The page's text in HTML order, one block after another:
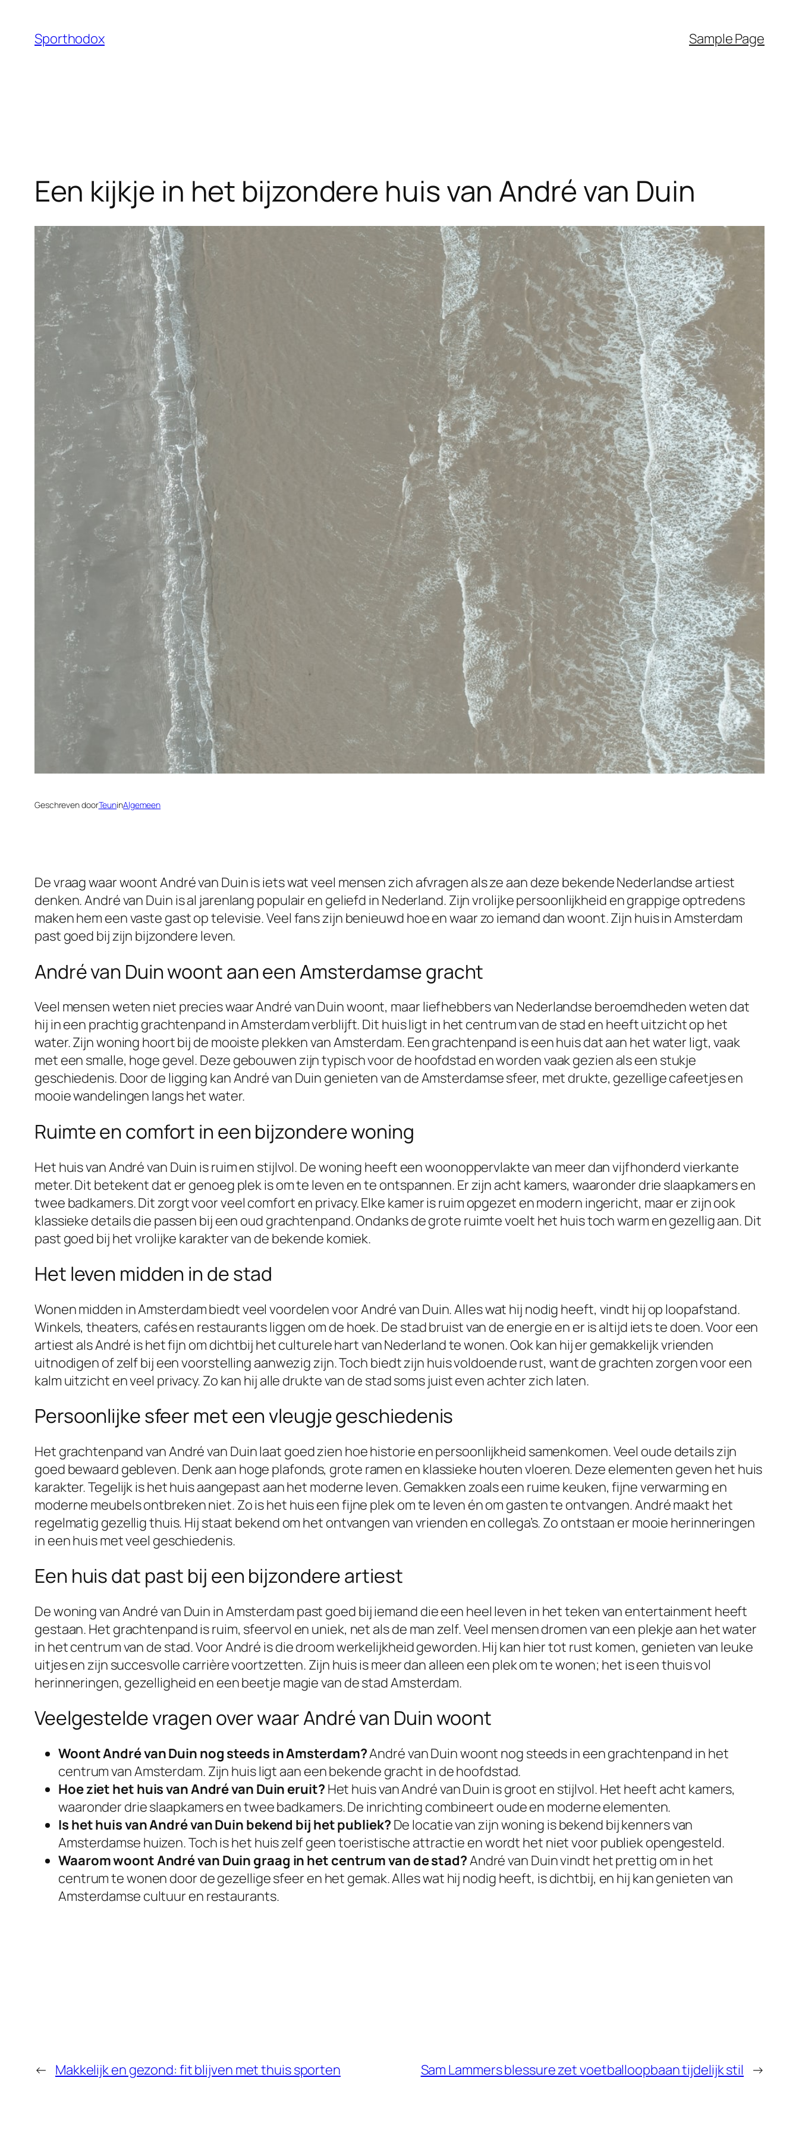
Sporthodox Sample Page
Een kijkje in het bijzondere huis van André van Duin
Geschreven doorTeuninAlgemeen
De vraag waar woont André van Duin is iets wat veel mensen zich afvragen als ze aan deze bekende Nederlandse artiest
denken. André van Duin is al jarenlang populair en geliefd in Nederland. Zijn vrolijke persoonlijkheid en grappige optredens
maken hem een vaste gast op televisie. Veel fans zijn benieuwd hoe en waar zo iemand dan woont. Zijn huis in Amsterdam
past goed bij zijn bijzondere leven.
André van Duin woont aan een Amsterdamse gracht
Veel mensen weten niet precies waar André van Duin woont, maar liefhebbers van Nederlandse beroemdheden weten dat
hij in een prachtig grachtenpand in Amsterdam verblijft. Dit huis ligt in het centrum van de stad en heeft uitzicht op het
water. Zijn woning hoort bij de mooiste plekken van Amsterdam. Een grachtenpand is een huis dat aan het water ligt, vaak
met een smalle, hoge gevel. Deze gebouwen zijn typisch voor de hoofdstad en worden vaak gezien als een stukje
geschiedenis. Door de ligging kan André van Duin genieten van de Amsterdamse sfeer, met drukte, gezellige cafeetjes en
mooie wandelingen langs het water.
Ruimte en comfort in een bijzondere woning
Het huis van André van Duin is ruim en stijlvol. De woning heeft een woonoppervlakte van meer dan vijfhonderd vierkante
meter. Dit betekent dat er genoeg plek is om te leven en te ontspannen. Er zijn acht kamers, waaronder drie slaapkamers en
twee badkamers. Dit zorgt voor veel comfort en privacy. Elke kamer is ruim opgezet en modern ingericht, maar er zijn ook
klassieke details die passen bij een oud grachtenpand. Ondanks de grote ruimte voelt het huis toch warm en gezellig aan. Dit
past goed bij het vrolijke karakter van de bekende komiek.
Het leven midden in de stad
Wonen midden in Amsterdam biedt veel voordelen voor André van Duin. Alles wat hij nodig heeft, vindt hij op loopafstand.
Winkels, theaters, cafés en restaurants liggen om de hoek. De stad bruist van de energie en er is altijd iets te doen. Voor een
artiest als André is het fijn om dichtbij het culturele hart van Nederland te wonen. Ook kan hij er gemakkelijk vrienden
uitnodigen of zelf bij een voorstelling aanwezig zijn. Toch biedt zijn huis voldoende rust, want de grachten zorgen voor een
kalm uitzicht en veel privacy. Zo kan hij alle drukte van de stad soms juist even achter zich laten.
Persoonlijke sfeer met een vleugje geschiedenis
Het grachtenpand van André van Duin laat goed zien hoe historie en persoonlijkheid samenkomen. Veel oude details zijn
goed bewaard gebleven. Denk aan hoge plafonds, grote ramen en klassieke houten vloeren. Deze elementen geven het huis
karakter. Tegelijk is het huis aangepast aan het moderne leven. Gemakken zoals een ruime keuken, fijne verwarming en
moderne meubels ontbreken niet. Zo is het huis een fijne plek om te leven én om gasten te ontvangen. André maakt het
regelmatig gezellig thuis. Hij staat bekend om het ontvangen van vrienden en collega’s. Zo ontstaan er mooie herinneringen
in een huis met veel geschiedenis.
Een huis dat past bij een bijzondere artiest
De woning van André van Duin in Amsterdam past goed bij iemand die een heel leven in het teken van entertainment heeft
gestaan. Het grachtenpand is ruim, sfeervol en uniek, net als de man zelf. Veel mensen dromen van een plekje aan het water
in het centrum van de stad. Voor André is die droom werkelijkheid geworden. Hij kan hier tot rust komen, genieten van leuke
uitjes en zijn succesvolle carrière voortzetten. Zijn huis is meer dan alleen een plek om te wonen; het is een thuis vol
herinneringen, gezelligheid en een beetje magie van de stad Amsterdam.
Veelgestelde vragen over waar André van Duin woont
Woont André van Duin nog steeds in Amsterdam?André van Duin woont nog steeds in een grachtenpand in het
centrum van Amsterdam. Zijn huis ligt aan een bekende gracht in de hoofdstad.
Hoe ziet het huis van André van Duin eruit? Het huis van André van Duin is groot en stijlvol. Het heeft acht kamers,
waaronder drie slaapkamers en twee badkamers. De inrichting combineert oude en moderne elementen.
Is het huis van André van Duin bekend bij het publiek? De locatie van zijn woning is bekend bij kenners van
Amsterdamse huizen. Toch is het huis zelf geen toeristische attractie en wordt het niet voor publiek opengesteld.
Waarom woont André van Duin graag in het centrum van de stad?André van Duin vindt het prettig om in het
centrum te wonen door de gezellige sfeer en het gemak. Alles wat hij nodig heeft, is dichtbij, en hij kan genieten van
Amsterdamse cultuur en restaurants.
← Makkelijk en gezond: fit blijven met thuis sporten Sam Lammers blessure zet voetballoopbaan tijdelijk stil →